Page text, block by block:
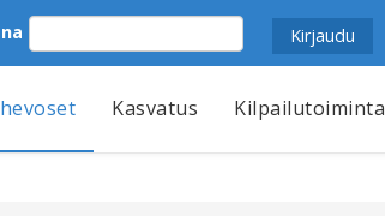
Kasvatus Kilpailutoiminta